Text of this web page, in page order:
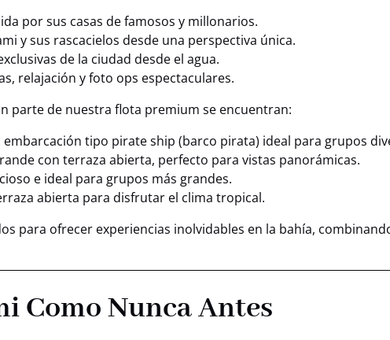
por sus casas de famosos y millonarios.
y sus rascacielos desde una perspectiva única.
de la ciudad desde el agua.
relajación y foto ops espectaculares.
parte de nuestra flota premium se encuentran:
embarcación tipo pirate ship (barco pirata) ideal para grupos
con terraza abierta, perfecto para vistas panorámicas.
e ideal para grupos más grandes.
abierta para disfrutar el clima tropical.
para ofrecer experiencias inolvidables en la bahía,
Como Nunca Antes